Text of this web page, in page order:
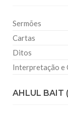
Sermões
Cartas
Ditos
Interpretação e
AHLUL BAIT